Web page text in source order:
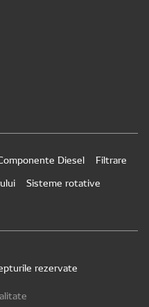
Diesel
Filtrare
Sisteme rotative
rezervate